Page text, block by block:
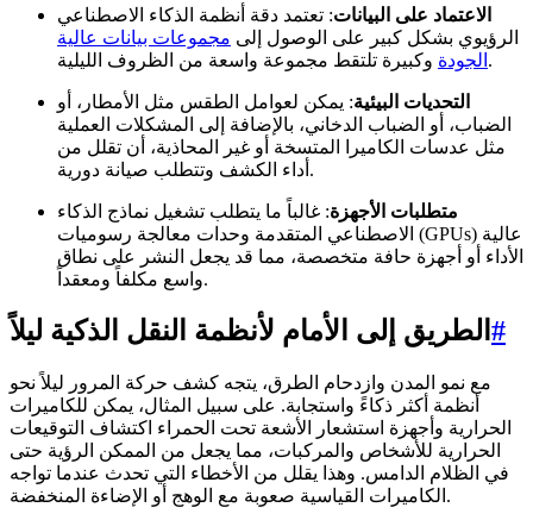
الاعتماد على البيانات: تعتمد دقة أنظمة الذكاء الاصطناعي
الرؤيوي بشكل كبير على الوصول إلى مجموعات بيانات عالية
الجودة وكبيرة تلتقط مجموعة واسعة من الظروف الليلية.
التحديات البيئية: يمكن لعوامل الطقس مثل الأمطار، أو
الضباب، أو الضباب الدخاني، بالإضافة إلى المشكلات العملية
مثل عدسات الكاميرا المتسخة أو غير المحاذية، أن تقلل من
أداء الكشف وتتطلب صيانة دورية.
متطلبات الأجهزة: غالباً ما يتطلب تشغيل نماذج الذكاء
الاصطناعي المتقدمة وحدات معالجة رسوميات (GPUs) عالية
الأداء أو أجهزة حافة متخصصة، مما قد يجعل النشر على نطاق
واسع مكلفاً ومعقداً.
الطريق إلى الأمام لأنظمة النقل الذكية ليلاً #
مع نمو المدن وازدحام الطرق، يتجه كشف حركة المرور ليلاً نحو
أنظمة أكثر ذكاءً واستجابة. على سبيل المثال، يمكن للكاميرات
الحرارية وأجهزة استشعار الأشعة تحت الحمراء اكتشاف التوقيعات
الحرارية للأشخاص والمركبات، مما يجعل من الممكن الرؤية حتى
في الظلام الدامس. وهذا يقلل من الأخطاء التي تحدث عندما تواجه
الكاميرات القياسية صعوبة مع الوهج أو الإضاءة المنخفضة.